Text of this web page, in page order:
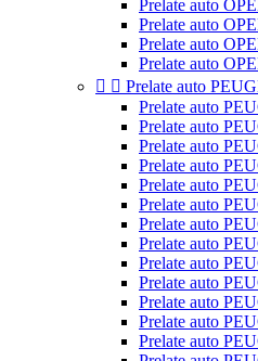
Prelate auto
Prelate auto
Prelate auto
Prelate auto
  Prelate auto
Prelate auto
Prelate auto
Prelate auto
Prelate auto
Prelate auto
Prelate auto
Prelate auto
Prelate auto
Prelate auto
Prelate auto
Prelate auto
Prelate auto
Prelate auto